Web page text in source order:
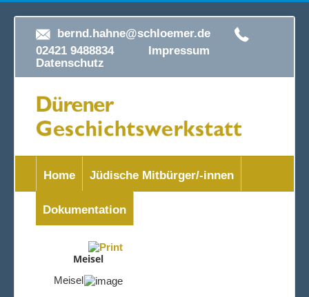
bernd.hahne@schloemer.de
02421 9488834 Impressum
Datenschutz
Home Jüdische Mitbürger/-innen
Dokumentation
Meisel
Meisel